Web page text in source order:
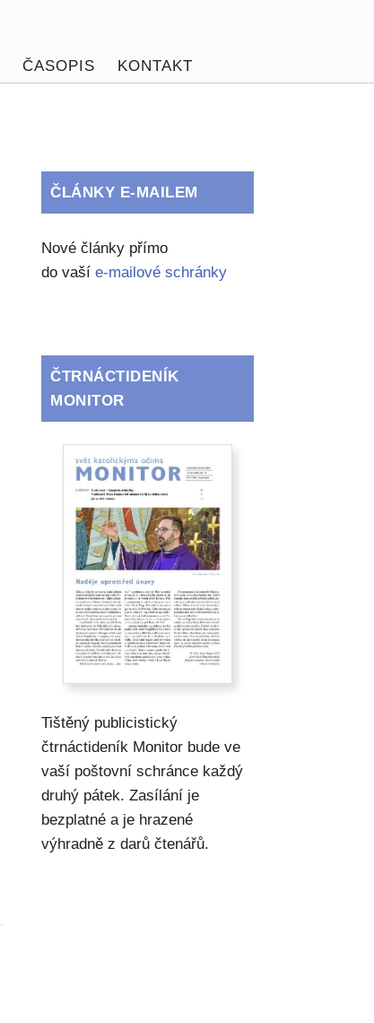
ČASOPIS KONTAKT
ČLÁNKY E-MAILEM
Nové články přímo
do vašíe-mailové schránky
ČTRNÁCTIDENÍK
MONITOR
Tištěný publicistický
čtrnáctideník Monitor bude ve
vaší poštovní schránce každý
druhý pátek. Zasílání je
bezplatné a je hrazené
výhradně z darů čtenářů.